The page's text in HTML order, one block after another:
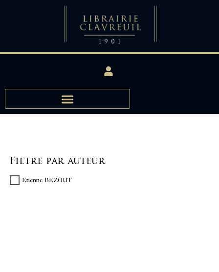
Filtre par auteur
Etienne BEZOUT